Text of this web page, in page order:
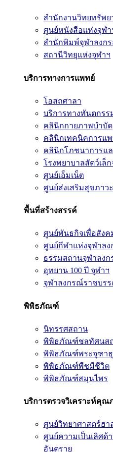
สำนักงานวิทยทรัพ
ศูนย์หนังสือแห่งจุฬา
สำนักพิมพ์จุฬาลงก
สถานีวิทยุแห่งจุฬาฯ
บริการทางการแพทย์
โอสถศาลา
บริการทางทันตกรร
คลินิกกายภาพบำบัด
คลินิกเทคนิคการแ
คลินิกโภชนาการแ
โรงพยาบาลสัตว์เล็
ศูนย์เอ็มเน็ต
ศูนย์ส่งเสริมสุขภาว
พื้นที่สร้างสรรค์
ศูนย์พันธกิจเพื่อสังค
ศูนย์กีฬาแห่งจุฬาล
ธรรมสถานจุฬาลง
อุทยาน 100 ปี จุฬาฯ
จุฬาลงกรณ์ราชบร
พิพิธภัณฑ์
นิทรรศสถาน
พิพิธภัณฑ์ชลทัศนส
พิพิธภัณฑ์พระจุฑาธุ
พิพิธภัณฑ์พืชมีชีวิต
พิพิธภัณฑ์สมุนไพร
บริการตรวจวิเคราะห์คุณ
ศูนย์วิทยาศาสตร์ฮา
ศูนย์ความเป็นเลิศด้
อันตราย